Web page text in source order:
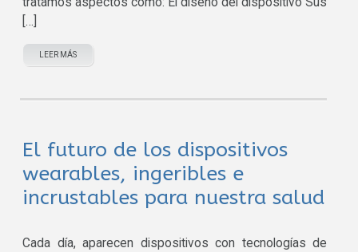
[…]
LEER MÁS
El futuro de los dispositivos
wearables, ingeribles e
incrustables para nuestra salud
Cada día, aparecen dispositivos con tecnologías de